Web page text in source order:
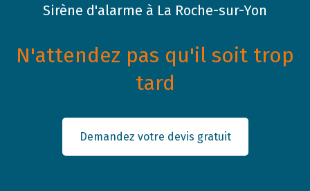
Sirène d'alarme à La Roche-sur-Yon
N'attendez pas qu'il soit trop
tard
Demandez votre devis gratuit